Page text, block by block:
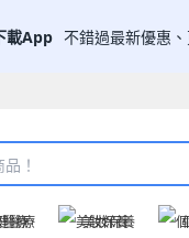
載App 不錯過最新優惠
醫療 美妝保養